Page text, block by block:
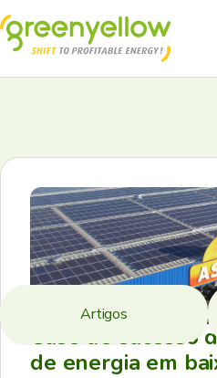
Case de sucesso
de energia em
Artigos